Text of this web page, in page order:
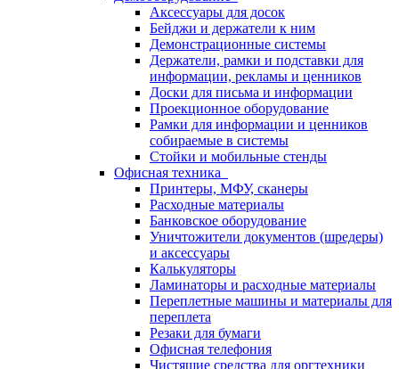
Аксессуары для досок
Бейджи и держатели к ним
Демонстрационные системы
Держатели, рамки и подставки для
информации, рекламы и ценников
Доски для письма и информации
Проекционное оборудование
Рамки для информации и ценников
собираемые в системы
Стойки и мобильные стенды
Офисная техника
Принтеры, МФУ, сканеры
Расходные материалы
Банковское оборудование
Уничтожители документов (шредеры)
и аксессуары
Калькуляторы
Ламинаторы и расходные материалы
Переплетные машины и материалы для
переплета
Резаки для бумаги
Офисная телефония
Чистящие средства для оргтехники